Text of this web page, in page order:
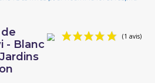
- Blanc